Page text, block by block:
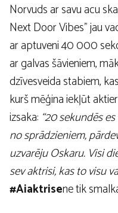
Norvuds ar savu acu
Next Door Vibes” jau
ar aptuveni 40 000
ar galvas šāvieniem,
dzīvesveida stabiem,
kurš mēģina iekļūt
izsaka: “20 sekundēs
no sprādzieniem,
uzvarēju Oskaru. Visi
sev aktrisi, kas to visu
#Aiaktrisene tik